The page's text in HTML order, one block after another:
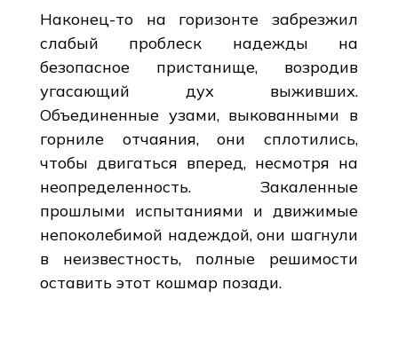
Наконец-то на горизонте забрезжил
слабый проблеск надежды на
безопасное пристанище, возродив
угасающий дух выживших.
Объединенные узами, выкованными в
горниле отчаяния, они сплотились,
чтобы двигаться вперед, несмотря на
неопределенность. Закаленные
прошлыми испытаниями и движимые
непоколебимой надеждой, они шагнули
в неизвестность, полные решимости
оставить этот кошмар позади.